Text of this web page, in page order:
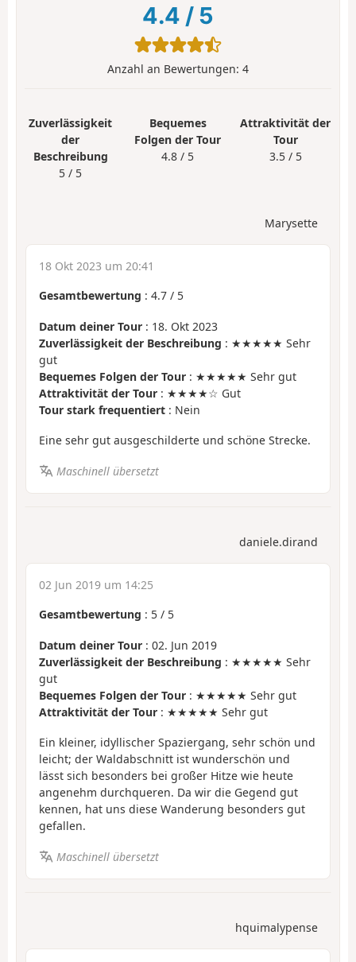
4.4 / 5
Anzahl an Bewertungen: 4
Zuverlässigkeit
der
Beschreibung
5 / 5
Bequemes
Folgen der Tour
4.8 / 5
Attraktivität der
Tour
3.5 / 5
Marysette
18 Okt 2023 um 20:41
Gesamtbewertung : 4.7 / 5
Datum deiner Tour : 18. Okt 2023
Zuverlässigkeit der Beschreibung : ★★★★★ Sehr
gut
Bequemes Folgen der Tour : ★★★★★ Sehr gut
Attraktivität der Tour : ★★★★☆ Gut
Tour stark frequentiert : Nein
Eine sehr gut ausgeschilderte und schöne Strecke.
Maschinell übersetzt
daniele.dirand
02 Jun 2019 um 14:25
Gesamtbewertung : 5 / 5
Datum deiner Tour : 02. Jun 2019
Zuverlässigkeit der Beschreibung : ★★★★★ Sehr
gut
Bequemes Folgen der Tour : ★★★★★ Sehr gut
Attraktivität der Tour : ★★★★★ Sehr gut
Ein kleiner, idyllischer Spaziergang, sehr schön und
leicht; der Waldabschnitt ist wunderschön und
lässt sich besonders bei großer Hitze wie heute
angenehm durchqueren. Da wir die Gegend gut
kennen, hat uns diese Wanderung besonders gut
gefallen.
Maschinell übersetzt
hquimalypense